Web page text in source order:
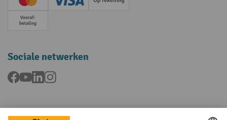
Creditcard (Master)Creditcard (Visa)Op rekening
Vooruitbetaling
Sociale netwerken
Facebook
YouTubeLinkedInInstagram
Talen